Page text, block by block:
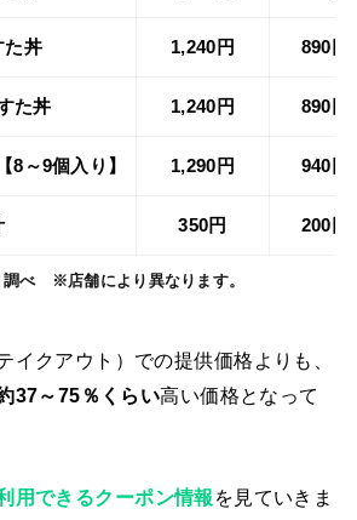
た丼 1,240円 890円
た丼 1,240円 890円
8～9個入り】 1,290円 940円
350円 200円
調べ ※店舗により異なります。
イクアウト）での提供価格よりも、
37～75％くらい高い価格となって
用できるクーポン情報 を見ていきま